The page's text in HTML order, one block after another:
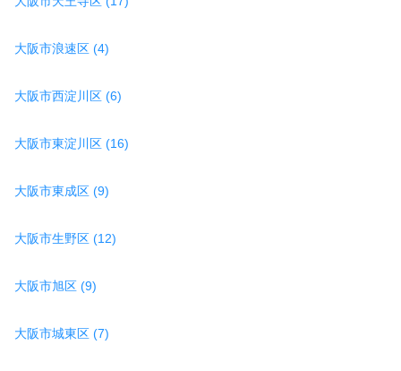
大阪市浪速区 (4)
大阪市西淀川区 (6)
大阪市東淀川区 (16)
大阪市東成区 (9)
大阪市生野区 (12)
大阪市旭区 (9)
大阪市城東区 (7)